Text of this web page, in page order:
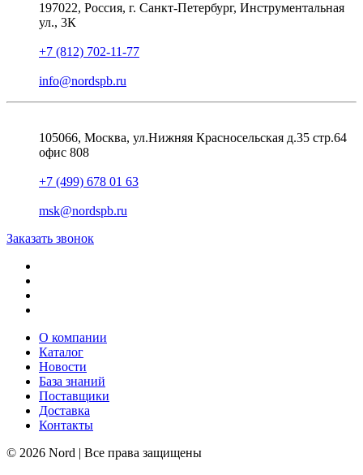
197022, Россия, г. Санкт-Петербург, Инструментальная
ул., 3К
+7 (812) 702-11-77
info@nordspb.ru
105066, Москва, ул.Нижняя Красносельская д.35 стр.64
офис 808
+7 (499) 678 01 63
msk@nordspb.ru
Заказать звонок
О компании
Каталог
Новости
База знаний
Поставщики
Доставка
Контакты
© 2026 Nord | Все права защищены